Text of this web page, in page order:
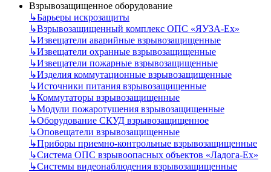
Взрывозащищенное оборудование
↳Барьеры искрозащиты
↳Взрывозащищенный комплекс ОПС «ЯУЗА-Ех»
↳Извещатели аварийные взрывозащищенные
↳Извещатели охранные взрывозащищенные
↳Извещатели пожарные взрывозащищенные
↳Изделия коммутационные взрывозащищенные
↳Источники питания взрывозащищенные
↳Коммутаторы взрывозащищенные
↳Модули пожаротушения взрывозащищенные
↳Оборудование СКУД взрывозащищенное
↳Оповещатели взрывозащищенные
↳Приборы приемно-контрольные взрывозащищенные
↳Система ОПС взрывоопасных объектов «Ладога-Ex»
↳Системы видеонаблюдения взрывозащищенные